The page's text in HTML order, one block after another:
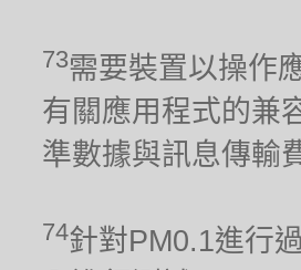
73需要裝置以操作
有關應用程式的兼
準數據與訊息傳輸
74針對PM0.1進行